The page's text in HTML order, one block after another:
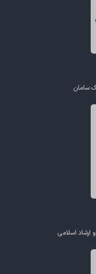
سامان
ارشاد اسلامی